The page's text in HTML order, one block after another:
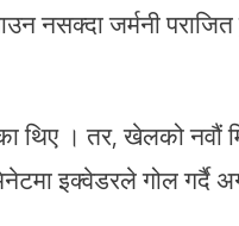
नसक्दा जर्मनी
थिए । तर, खेलको नवौं
इक्वेडरले गोल गर्दै